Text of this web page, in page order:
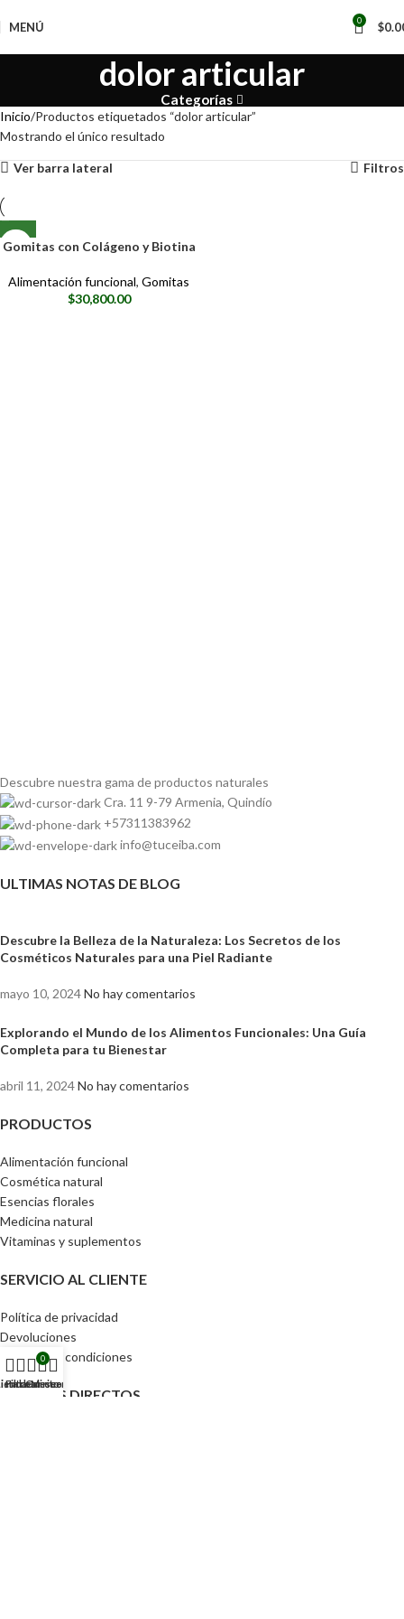
MENÚ 0 $
dolor articular
Categorías
Inicio Productos etiquetados “dolor articular”
Mostrando el único resultado
Ver barra lateral Filtros
Gomitas con Colágeno y Biotina
Alimentación funcional, Gomitas
$30,800.00
Descubre nuestra gama deproductos naturales
Cra. 11 9-79 Armenia, Quindío
+57311383962
info@tuceiba.com
ULTIMAS NOTAS DE BLOG
Descubre la Belleza de la Naturaleza: Los Secretos de los
Cosméticos Naturales para una Piel Radiante
mayo 10, 2024No hay comentarios
Explorando el Mundo de los Alimentos Funcionales: Una Guía
Completa para tu Bienestar
abril 11, 2024No hay comentarios
PRODUCTOS
Alimentación funcional
Cosmética natural
Esencias florales
Medicina natural
Vitaminas y suplementos
SERVICIO AL CLIENTE
Política de privacidad
Devoluciones
Términos y condiciones
ACCESOS DIRECTOS
Filtros
de deseos
0
Carrito
Mi cuenta